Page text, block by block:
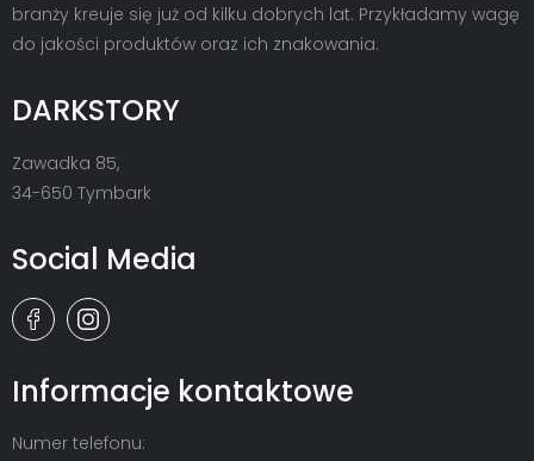
branży kreuje się już od kilku dobrych lat. Przykładamy wagę
do jakości produktów oraz ich znakowania.
DARKSTORY
Zawadka 85,
34-650 Tymbark
Social Media
Informacje kontaktowe
Numer telefonu: